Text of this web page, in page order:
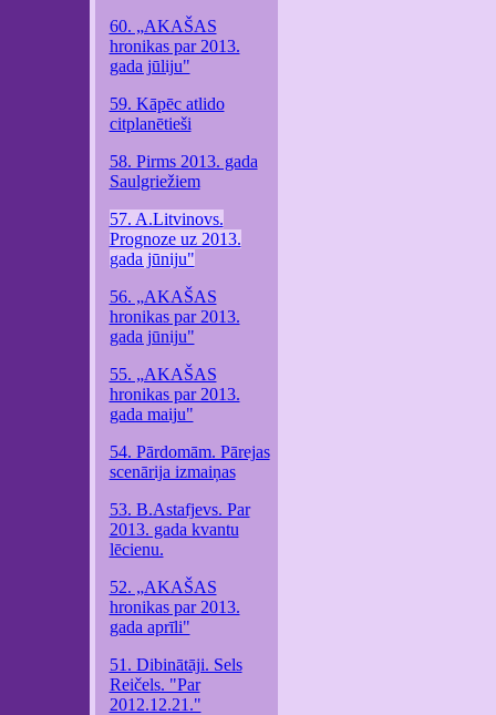
60. „AKAŠAS
hronikas par 2013.
gada jūliju"
59. Kāpēc atlido
citplanētieši
58. Pirms 2013. gada
Saulgriežiem
57. A.Litvinovs.
Prognoze uz 2013.
gada jūniju"
56. „AKAŠAS
hronikas par 2013.
gada jūniju"
55. „AKAŠAS
hronikas par 2013.
gada maiju"
54. Pārdomām. Pārejas
scenārija izmaiņas
53. B.Astafjevs. Par
2013. gada kvantu
lēcienu.
52. „AKAŠAS
hronikas par 2013.
gada aprīli"
51. Dibinātāji. Sels
Reičels. "Par
2012.12.21."